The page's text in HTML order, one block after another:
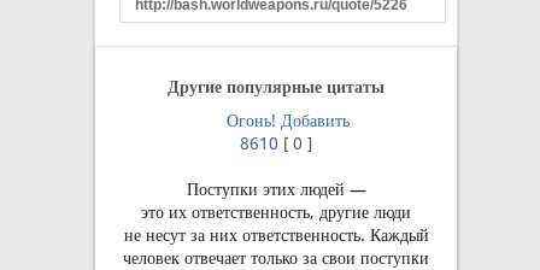
Другие популярные цитаты
Огонь! Добавить
8610 [ 0 ]
Поступки этих людей —
это их ответственность, другие люди
не несут за них ответственность. Каждый
человек отвечает только за свои поступки